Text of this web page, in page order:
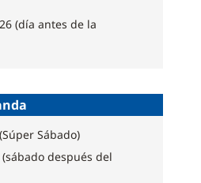
(día antes de la
Sábado)
después del